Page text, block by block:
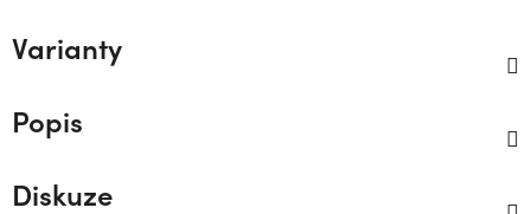
Varianty
Popis
Diskuze